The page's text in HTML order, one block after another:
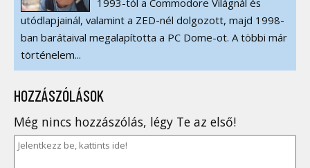
1993-tól a Commodore Világnál és
utódlapjainál, valamint a ZED-nél dolgozott, majd 1998-
ban barátaival megalapította a PC Dome-ot. A többi már
történelem...
HOZZÁSZÓLÁSOK
Még nincs hozzászólás, légy Te az első!